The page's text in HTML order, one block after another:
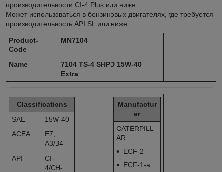
производительности CI-4 Plus или ниже.
Может использоваться в бензиновых двигателях, где требуется
производительность API SL или ниже.
Product-
Code
MN7104
Name
7104 TS-4 SHPD 15W-40
Extra
Classifications
SAE
15W-40
ACEA
E7,
A3/B4
API
CI-
4/CH-
Manufactur
er
CATERPILL
AR
ECF-2
ECF-1-a